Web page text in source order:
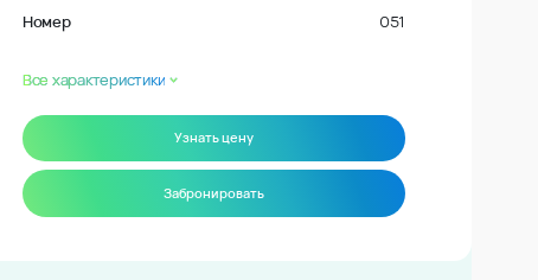
Номер 051
Все характеристики
Узнать цену
Забронировать